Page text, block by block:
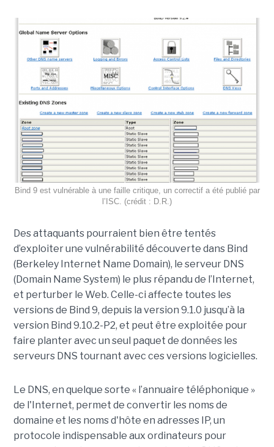
Bind 9 est vulnérable à une faille critique, un correctif a été publié par
l’ISC. (crédit : D.R.)
Des attaquants pourraient bien être tentés
d’exploiter une vulnérabilité découverte dans Bind
(Berkeley Internet Name Domain), le serveur DNS
(Domain Name System) le plus répandu de l’Internet,
et perturber le Web. Celle-ci affecte toutes les
versions de Bind 9, depuis la version 9.1.0 jusqu’à la
version Bind 9.10.2-P2, et peut être exploitée pour
faire planter avec un seul paquet de données les
serveurs DNS tournant avec ces versions logicielles.
Le DNS, en quelque sorte « l’annuaire téléphonique »
de l'Internet, permet de convertir les noms de
domaine et les noms d'hôte en adresses IP, un
protocole indispensable aux ordinateurs pour